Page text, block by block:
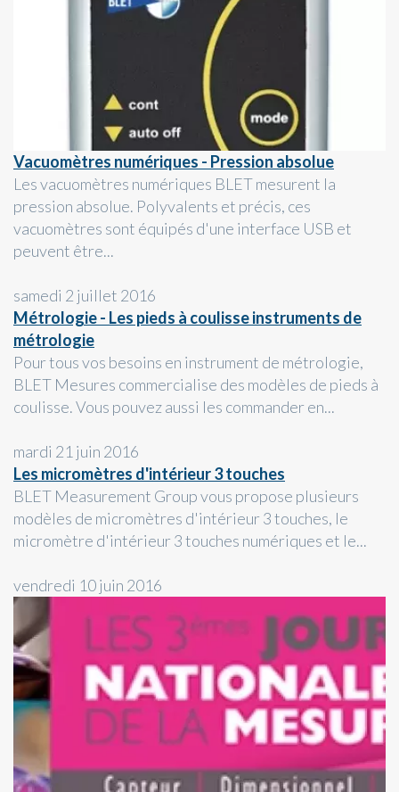
Vacuomètres numériques - Pression absolue
Les vacuomètres numériques BLET mesurent la
pression absolue. Polyvalents et précis, ces
vacuomètres sont équipés d'une interface USB et
peuvent être...
samedi 2 juillet 2016
Métrologie - Les pieds à coulisse instruments de
métrologie
Pour tous vos besoins en instrument de métrologie,
BLET Mesures commercialise des modèles de pieds à
coulisse. Vous pouvez aussi les commander en...
mardi 21 juin 2016
Les micromètres d'intérieur 3 touches
BLET Measurement Group vous propose plusieurs
modèles de micromètres d'intérieur 3 touches, le
micromètre d'intérieur 3 touches numériques et le...
vendredi 10 juin 2016